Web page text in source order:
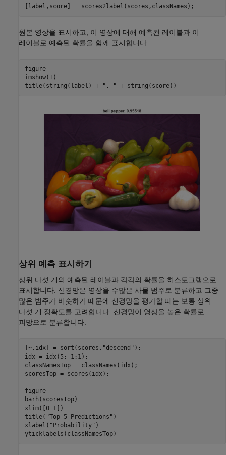
[label,score] = scores2label(scores,classNames);
원본 영상을 표시하고, 이 영상에 대해 예측된 레이블과 이
레이블로 예측된 확률을 함께 표시합니다.
figure
imshow(I)
title(string(label) +
", " + string(score))
상위 예측 표시하기
상위 다섯 개의 예측된 레이블과 각각의 확률을 히스토그램으로
표시합니다. 신경망은 영상을 수많은 사물 범주로 분류하고 그중
많은 범주가 비슷하기 때문에 신경망을 평가할 때는 보통 상위
다섯 개 정확도를 고려합니다. 신경망이 영상을 높은 확률로
피망으로 분류합니다.
[~,idx] = sort(scores, "descend" );
idx = idx(5:-1:1);
classNamesTop = classNames(idx);
scoresTop = scores(idx);
figure
barh(scoresTop)
xlim([0 1])
title( "Top 5 Predictions" )
xlabel( "Probability" )
yticklabels(classNamesTop)